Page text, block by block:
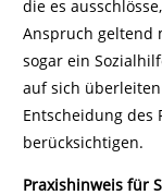
die es
Anspruch geltend
sogar ein
auf sich
Entscheidung
berücksichtigen.
Praxishinweis für